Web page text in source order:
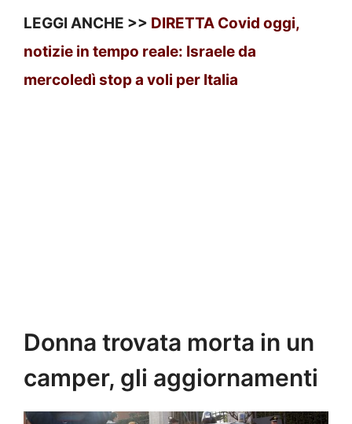
LEGGI ANCHE >> DIRETTA Covid oggi,
notizie in tempo reale: Israele da
mercoledì stop a voli per Italia
Donna trovata morta in un
camper, gli aggiornamenti